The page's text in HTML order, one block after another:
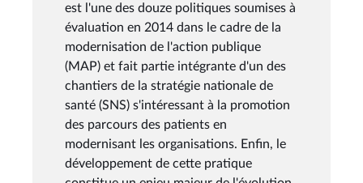
est l'une des douze politiques soumises à
évaluation en 2014 dans le cadre de la
modernisation de l'action publique
(MAP) et fait partie intégrante d'un des
chantiers de la stratégie nationale de
santé (SNS) s'intéressant à la promotion
des parcours des patients en
modernisant les organisations. Enfin, le
développement de cette pratique